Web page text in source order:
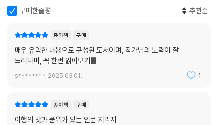
뿐만 아니라 도쿄는 다양한 다국적기업의 본사와 국제기구의 본부가 위치
한 세계 도시예요. 세계 도시란 한 국가의 경계를 넘어 세계적인 중심지 역
같은 국제 행사를 주최할 기반시설을 갖춘 도시를 뜻하지요. 세계 도시는
다국적기업의 본사 수나 국제공항 이용객 수 등을 기준으로 크게 최상위,
상위, 하위로 구분되는데요, 도쿄는 미국의 뉴욕 그리고 영국의 런던과 함
께 최상위 세계 도시로 손꼽힌답니다.
떠나 볼 수 없는 대다수 청소년에게 해외란 책과 화면 속의 뻔한 풍경에 지
전해 주지 않으니 의무처럼 머리에 입력된 배낭여행의 꿈은 막연하고 목적
지가 없다. 결국 어떤 것을 경험하고 싶은지, 어떤 것을 경험할 수 있는지
알지 못한 채로 등 떠밀리듯 찾아간 해외 유명 관광지에서도 ‘필수 코스’만
을 순회하기 마련이다.
중요한지 일깨워 준다. 이 책에는 낯선 도시를 읽는 다양한 방법이 제시되
어 있다. 예술 작품이나 건축물의 아름다움, 혹은 자연경관의 웅장함에 주
구매한줄평 추천순
종이책 구매
매우 유익한 내용으로 구성된 도서이며, 작가님의 노력이 잘
드러나며, 꼭 한번 읽어보기를
s******r 2025.03.01. 1
종이책 구매
여행의 맛과 품위가 있는 인문 지리지